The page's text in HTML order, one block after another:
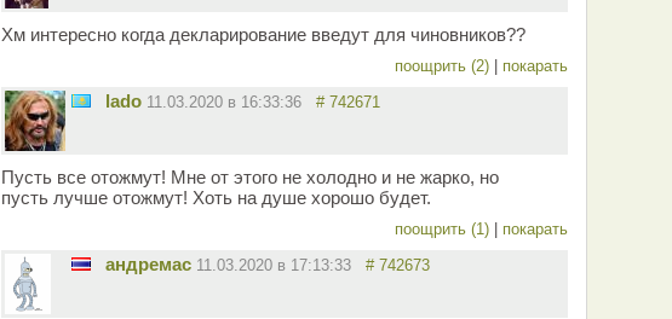
Хм интересно когда декларирование введут для чиновников??
поощрить (2) покарать
lado 11.03.2020 в 16:33:36 # 742671
Пусть все отожмут! Мне от этого не холодно и не жарко, но
пусть лучше отожмут! Хоть на душе хорошо будет.
поощрить (1) покарать
андремас 11.03.2020 в 17:13:33 # 742673